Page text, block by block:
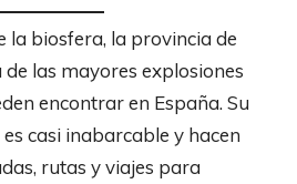
la biosfera, la provincia de
las mayores explosiones
encontrar en España. Su
casi inabarcable y hacen
rutas y viajes para